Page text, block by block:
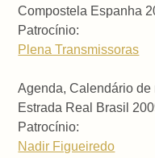
Compostela Espanha
Patrocínio:
Plena Transmissoras
Agenda, Calendário
Estrada Real Brasil
Patrocínio:
Nadir Figueiredo